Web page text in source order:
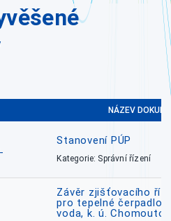
NÁZEV
Stanovení PÚP
Kategorie: Správní řízení
Závěr zjišťovacího
pro tepelné čerpadlo
voda, k. ú. Chomoutov